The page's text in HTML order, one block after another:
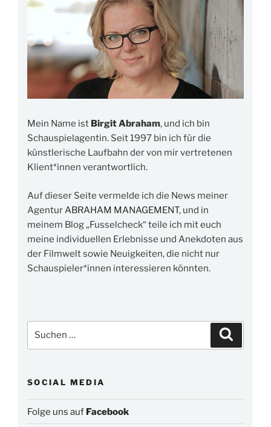
Mein Name ist Birgit Abraham, und ich bin
Schauspielagentin. Seit 1997 bin ich für die
künstlerische Laufbahn der von mir vertretenen
Klient*innen verantwortlich.
Auf dieser Seite vermelde ich die News meiner
AgenturABRAHAM MANAGEMENT, und in
meinem Blog „Fusselcheck“ teile ich mit euch
meine individuellen Erlebnisse und Anekdoten aus
der Filmwelt sowie Neuigkeiten, die nicht nur
Schauspieler*innen interessieren könnten.
nach:
SOCIAL MEDIA
Folge uns auf Facebook